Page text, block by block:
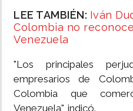
LEE TAMBIÉN: Iván
Colombia no
Venezuela
"Los principales
empresarios de
Colombia que
Venezuela", indicó.